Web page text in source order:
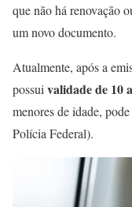
que não há renovação
um novo documento.
Atualmente, após a
possuivalidade de 10
menores de idade,
Polícia Federal).